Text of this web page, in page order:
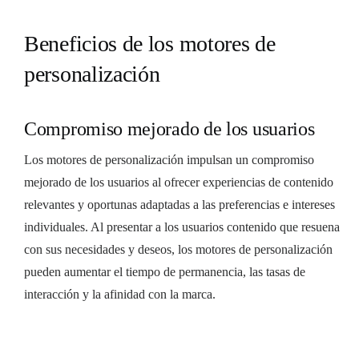
Beneficios de los motores de
personalización
Compromiso mejorado de los usuarios
Los motores de personalización impulsan un compromiso
mejorado de los usuarios al ofrecer experiencias de contenido
relevantes y oportunas adaptadas a las preferencias e intereses
individuales. Al presentar a los usuarios contenido que resuena
con sus necesidades y deseos, los motores de personalización
pueden aumentar el tiempo de permanencia, las tasas de
interacción y la afinidad con la marca.